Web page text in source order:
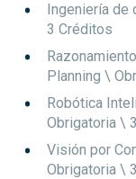
Ingeniería de
3 Créditos
Planning \
Robótica
Obrigatoria \
Visión por
Obrigatoria \